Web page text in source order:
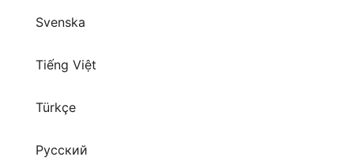
Svenska
Tiếng Việt
Türkçe
Русский